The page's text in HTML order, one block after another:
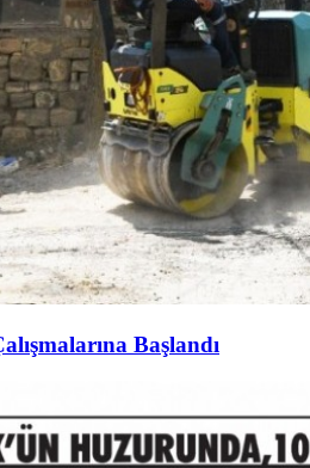
Başlandı